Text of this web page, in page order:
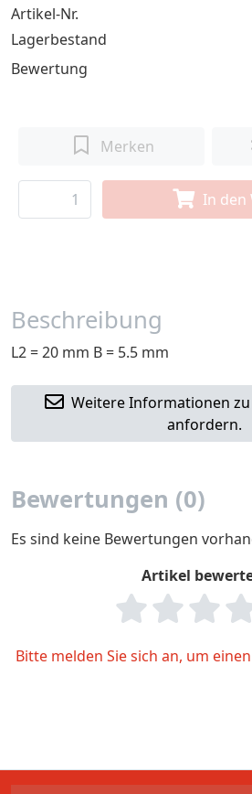
Artikel-Nr.
Lagerbestand
Bewertung
Merken
In den
Beschreibung
L2 = 20 mm B = 5.5 mm
Weitere Informationen
anfordern.
Bewertungen (0)
Es sind keine Bewertungen
Artikel
Bitte melden Sie sich an, um